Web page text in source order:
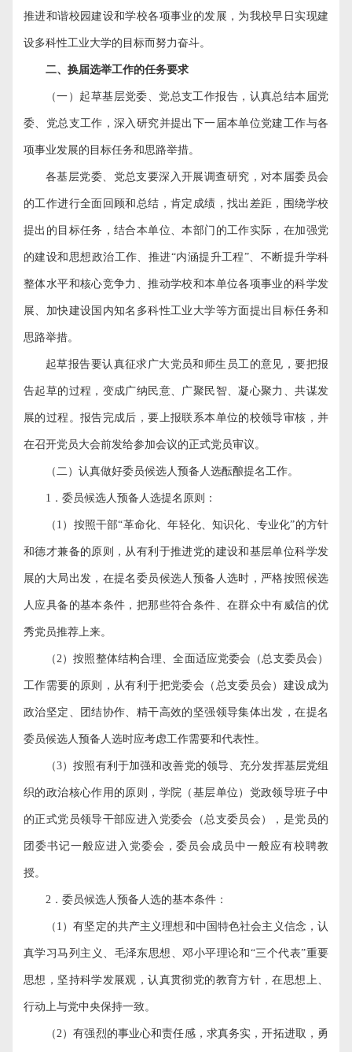
推进和谐校园建设和学校各项事业的发展，为我校早日实现建
设多科性工业大学的目标而努力奋斗。
二、换届选举工作的任务要求
（一）起草基层党委、党总支工作报告，认真总结本届党
委、党总支工作，深入研究并提出下一届本单位党建工作与各
项事业发展的目标任务和思路举措。
各基层党委、党总支要深入开展调查研究，对本届委员会
的工作进行全面回顾和总结，肯定成绩，找出差距，围绕学校
提出的目标任务，结合本单位、本部门的工作实际，在加强党
的建设和思想政治工作、推进“内涵提升工程”、不断提升学科
整体水平和核心竞争力、推动学校和本单位各项事业的科学发
展、加快建设国内知名多科性工业大学等方面提出目标任务和
思路举措。
起草报告要认真征求广大党员和师生员工的意见，要把报
告起草的过程，变成广纳民意、广聚民智、凝心聚力、共谋发
展的过程。报告完成后，要上报联系本单位的校领导审核，并
在召开党员大会前发给参加会议的正式党员审议。
（二）认真做好委员候选人预备人选酝酿提名工作。
1 ．委员候选人预备人选提名原则：
（ 1 ）按照干部“革命化、年轻化、知识化、专业化”的方针
和德才兼备的原则，从有利于推进党的建设和基层单位科学发
展的大局出发，在提名委员候选人预备人选时，严格按照候选
人应具备的基本条件，把那些符合条件、在群众中有威信的优
秀党员推荐上来。
（ 2 ）按照整体结构合理、全面适应党委会（总支委员会）
工作需要的原则，从有利于把党委会（总支委员会）建设成为
政治坚定、团结协作、精干高效的坚强领导集体出发，在提名
委员候选人预备人选时应考虑工作需要和代表性。
（3）按照有利于加强和改善党的领导、充分发挥基层党组
织的政治核心作用的原则，学院（基层单位）党政领导班子中
的正式党员领导干部应进入党委会（总支委员会），是党员的
团委书记一般应进入党委会，委员会成员中一般应有校聘教
授。
2 ．委员候选人预备人选的基本条件：
（ 1 ）有坚定的共产主义理想和中国特色社会主义信念，认
真学习马列主义、毛泽东思想、邓小平理论和“三个代表”重要
思想，坚持科学发展观，认真贯彻党的教育方针，在思想上、
行动上与党中央保持一致。
（ 2 ）有强烈的事业心和责任感，求真务实，开拓进取，勇